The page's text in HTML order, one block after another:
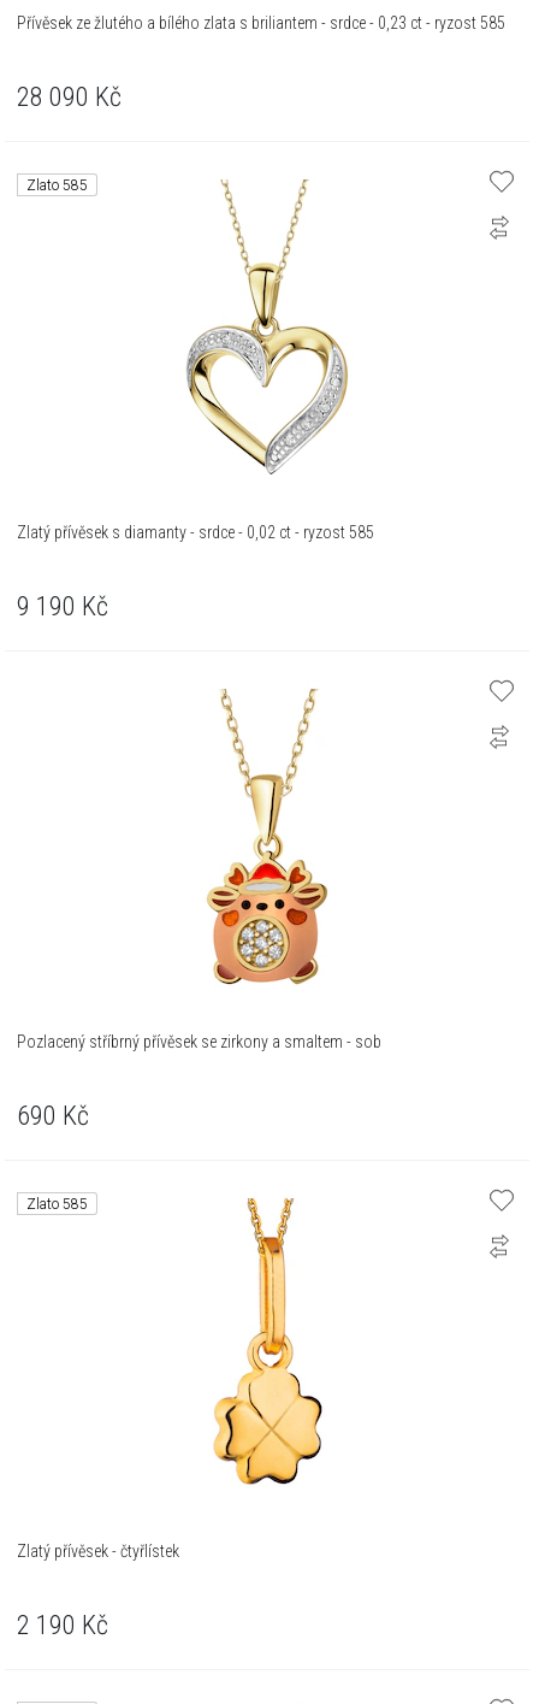
Přívěsek ze žlutého a bílého zlata s briliantem - srdce - 0,23 ct - ryzost 585
28 090 Kč
Zlato 585
Zlatý přívěsek s diamanty - srdce - 0,02 ct - ryzost 585
9 190 Kč
Pozlacený stříbrný přívěsek se zirkony a smaltem - sob
690 Kč
Zlato 585
Zlatý přívěsek - čtyřlístek
2 190 Kč